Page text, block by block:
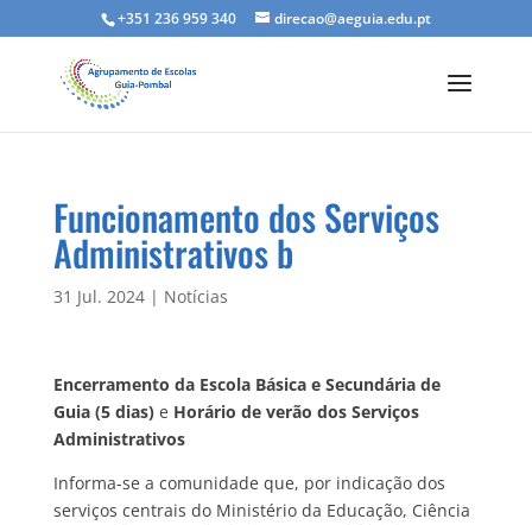
+351 236 959 340 direcao@aeguia.edu.pt
Funcionamento dos Serviços
Administrativos b
31 Jul. 2024| Notícias
Encerramento da Escola Básica e Secundária de
Guia (5 dias)e Horário de verão dos Serviços
Administrativos
Informa-se a comunidade que, por indicação dos
serviços centrais do Ministério da Educação, Ciência